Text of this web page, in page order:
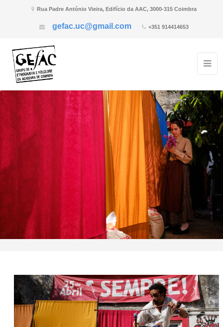
Rua Padre António Vieira, Edifício da AAC, 3000-315 Coimbra
gefac.uc@gmail.com +351 914414653